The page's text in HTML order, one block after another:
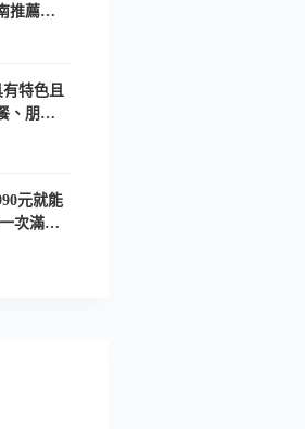
推薦美
特色且
、朋友
元就能
次滿足-